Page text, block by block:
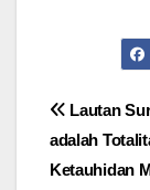
Post
Lautan
adalah
Ketauhidan